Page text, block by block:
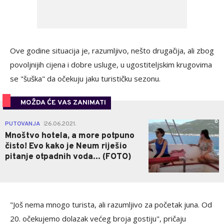
Ove godine situacija je, razumljivo, nešto drugačija, ali zbog
povoljnijih cijena i dobre usluge, u ugostiteljskim krugovima
se "šuška" da očekuju jaku turističku sezonu.
MOŽDA ĆE VAS ZANIMATI
PUTOVANJA 26.06.2021.
Mnoštvo hotela, a more potpuno
čisto! Evo kako je Neum riješio
pitanje otpadnih voda... (FOTO)
0
"Još nema mnogo turista, ali razumljivo za početak juna. Od
20. očekujemo dolazak većeg broja gostiju", pričaju